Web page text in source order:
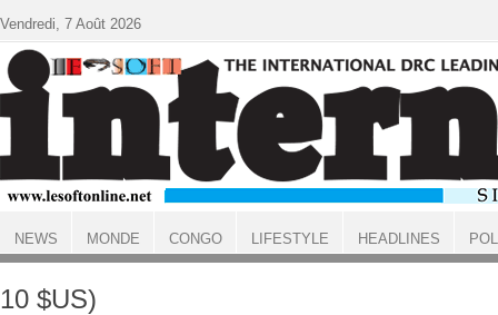
ACCUEIL
10 $US)
Vendredi, 7 Août 2026
NEWS MONDE CONGO LIFESTYLE HEADLINES